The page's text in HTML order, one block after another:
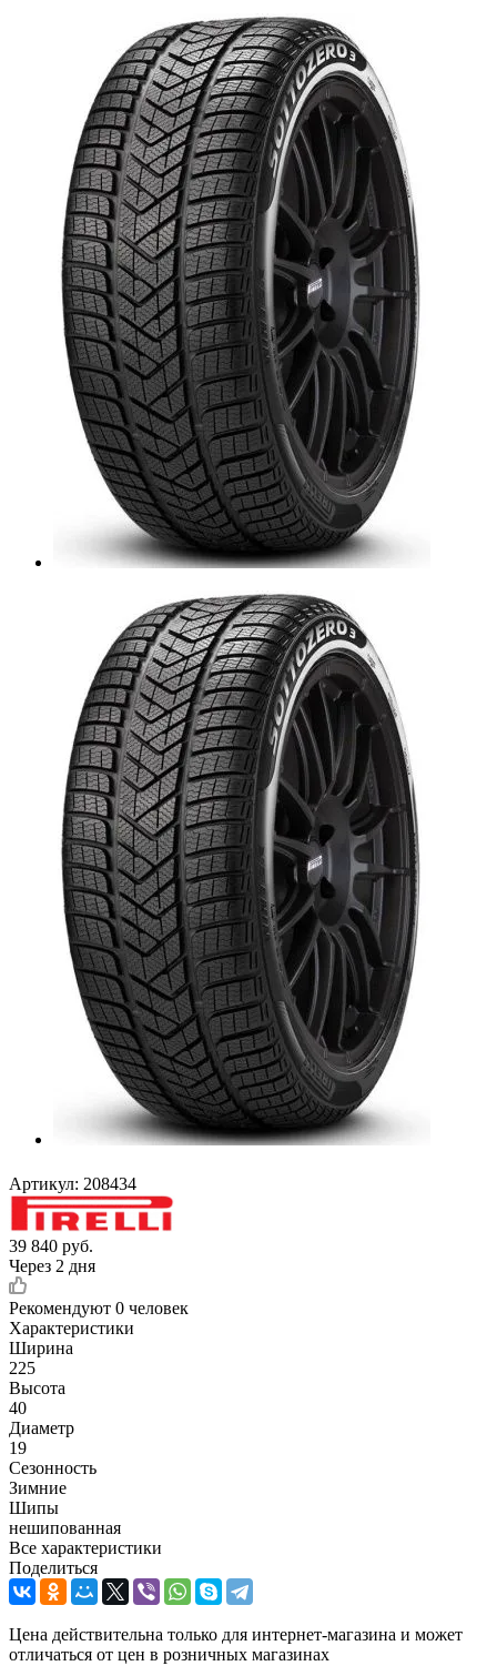
Артикул: 208434
39 840 руб.
Через 2 дня
Рекомендуют 0 человек
Характеристики
Ширина
225
Высота
40
Диаметр
19
Сезонность
Зимние
Шипы
нешипованная
Все характеристики
Поделиться
Цена действительна только для интернет-магазина и может
отличаться от цен в розничных магазинах